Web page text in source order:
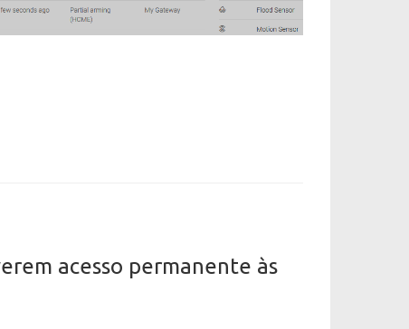
acesso permanente às